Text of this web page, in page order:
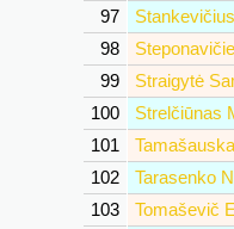
97
98
99
Straigytė
100
Strelčiūnas
101
102
Tarasenko
103
Tomaševič